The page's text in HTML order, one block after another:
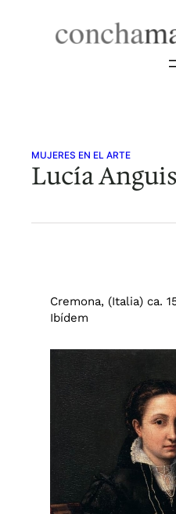
MUJERES EN EL ARTE
Lucía
Cremona, (Italia) ca.
Ibídem